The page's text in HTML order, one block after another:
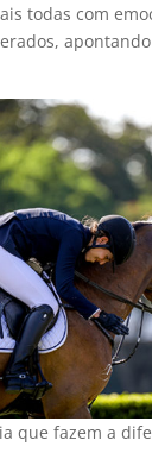
todas com
que fazem a